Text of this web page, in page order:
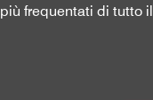
frequentati di tutto